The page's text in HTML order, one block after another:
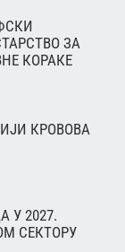
ЗА
КОРАКЕ
КРОВОВА
2027.
СЕКТОРУ